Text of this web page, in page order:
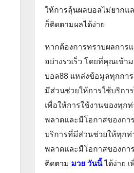
ให้การลุ้นผลบอลไม่ยากแ
ก็ติดตามผลได้ง่าย
หากต้องการทราบผลการ
อย่างรวเร็ว โดยที่คุณเข้า
บอล88 แหล่งข้อมูลทุกกา
มีส่วนช่วยให้การใช้บริการ
เพื่อให้การใช้งานของทุก
พลาดและมีโอกาสของกา
บริการที่มีส่วนช่วยให้ทุกท่
พลาดและมีโอกาสของการ
ติดตาม มวย วันนี้ ได้ง่าย